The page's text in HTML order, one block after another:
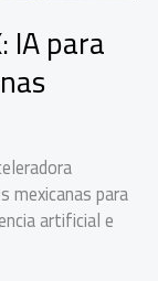
IA para
mexicanas para
artificial e